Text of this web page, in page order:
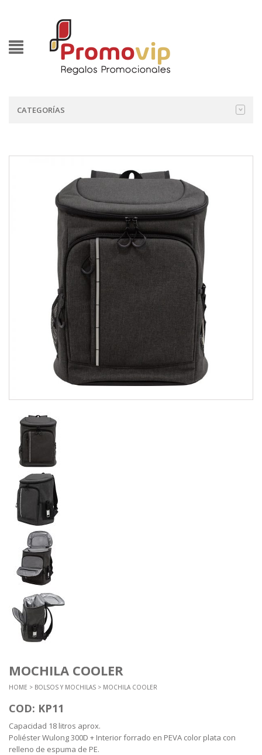
CATEGORÍAS
MOCHILA COOLER
HOME > BOLSOS Y MOCHILAS > MOCHILA COOLER
COD: KP11
Capacidad 18 litros aprox.
Poliéster Wulong 300D + Interior forrado en PEVA color plata con
relleno de espuma de PE.